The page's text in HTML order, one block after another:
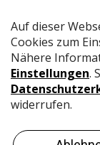
Die offizielle